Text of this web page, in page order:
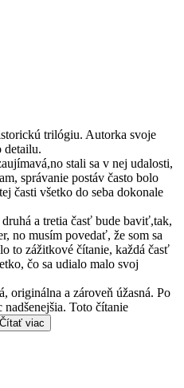
trilógiu. Autorka svoje
detailu.
stali sa v nej udalosti,
správanie postáv často bolo
časti všetko do seba dokonale
a tretia časť bude baviť,tak,
no musím povedať, že som sa
to zážitkové čítanie, každá časť
čo sa udialo malo svoj
originálna a zároveň úžasná. Po
Toto čítanie
Čítať viac